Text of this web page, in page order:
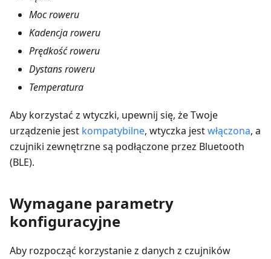
Moc roweru
Kadencja roweru
Prędkość roweru
Dystans roweru
Temperatura
Aby korzystać z wtyczki, upewnij się, że Twoje
urządzenie jest kompatybilne, wtyczka jestwłączona, a
czujniki zewnętrzne są podłączone przez Bluetooth
(BLE).
Wymagane parametry
konfiguracyjne
Aby rozpocząć korzystanie z danych z czujników